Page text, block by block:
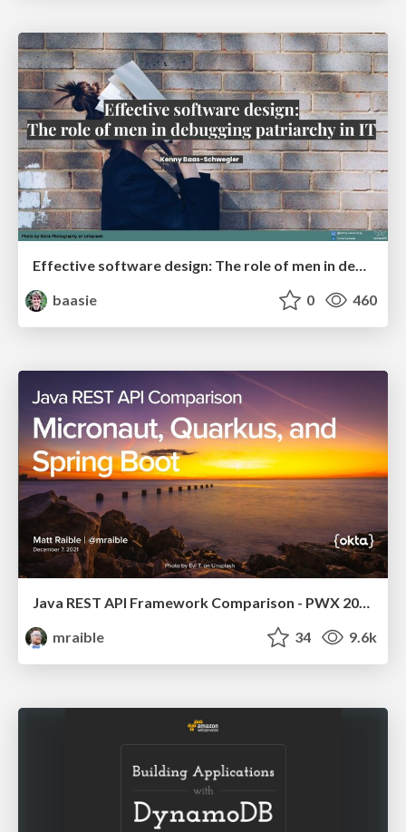
baasie
0 460
Java REST API Framework Comparison - PWX 2021
mraible
34 9.6k